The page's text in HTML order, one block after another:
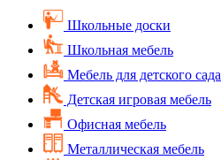
Школьные доски
Школьная мебель
Мебель для детского сада
Детская игровая мебель
Офисная мебель
Металлическая мебель